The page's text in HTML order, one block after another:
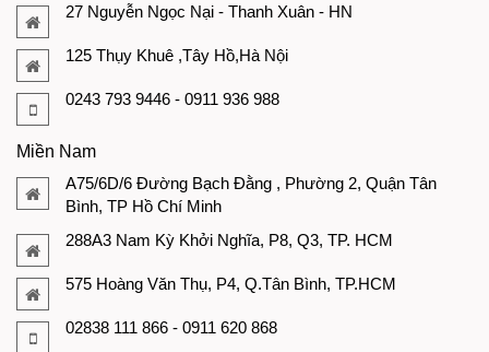
27 Nguyễn Ngọc Nại - Thanh Xuân - HN
125 Thụy Khuê ,Tây Hồ,Hà Nội
0243 793 9446 - 0911 936 988
Miền Nam
A75/6D/6 Đường Bạch Đằng , Phường 2, Quận Tân
Bình, TP Hồ Chí Minh
288A3 Nam Kỳ Khởi Nghĩa, P8, Q3, TP. HCM
575 Hoàng Văn Thụ, P4, Q.Tân Bình, TP.HCM
02838 111 866 - 0911 620 868